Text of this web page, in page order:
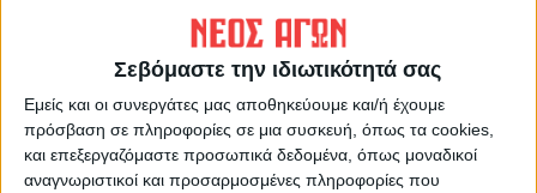
Σεβόμαστε την ιδιωτικότητά σας
Εμείς και οι συνεργάτες μας αποθηκεύουμε και/ή έχουμε
πρόσβαση σε πληροφορίες σε μια συσκευή, όπως τα cookies,
και επεξεργαζόμαστε προσωπικά δεδομένα, όπως μοναδικοί
αναγνωριστικοί και προσαρμοσμένες πληροφορίες που